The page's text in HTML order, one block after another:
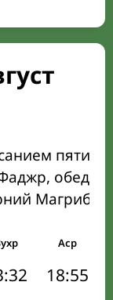
пяти
Магриб
Аср
18:55